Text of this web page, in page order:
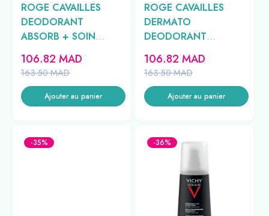
ROGE CAVAILLES
DEODORANT
ABSORB + SOIN
REGULATEUR
ROLLON HOMME
50ML
163.50MAD
106.82 MAD
Ajouter au panier
ROGE CAVAILLES
DERMATO
DEODORANT
HOMME SPRAY 48H
150ML
163.50MAD
106.82 MAD
Ajouter au panier
-35% -36%